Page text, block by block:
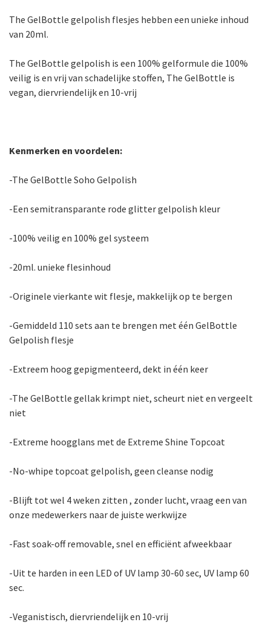
The GelBottle gelpolish flesjes hebben een unieke inhoud
van 20ml.
The GelBottle gelpolish is een 100% gelformule die 100%
veilig is en vrij van schadelijke stoffen, The GelBottle is
vegan, diervriendelijk en 10-vrij
Kenmerken en voordelen:
-The GelBottle Soho Gelpolish
-Een semitransparante rode glitter gelpolish kleur
-100% veilig en 100% gel systeem
-20ml. unieke flesinhoud
-Originele vierkante wit flesje, makkelijk op te bergen
-Gemiddeld 110 sets aan te brengen met één GelBottle
Gelpolish flesje
-Extreem hoog gepigmenteerd, dekt in één keer
-The GelBottle gellak krimpt niet, scheurt niet en vergeelt
niet
-Extreme hoogglans met de Extreme Shine Topcoat
-No-whipe topcoat gelpolish, geen cleanse nodig
-Blijft tot wel 4 weken zitten , zonder lucht, vraag een van
onze medewerkers naar de juiste werkwijze
-Fast soak-off removable, snel en efficiënt afweekbaar
-Uit te harden in een LED of UV lamp 30-60 sec, UV lamp 60
sec.
-Veganistisch, diervriendelijk en 10-vrij